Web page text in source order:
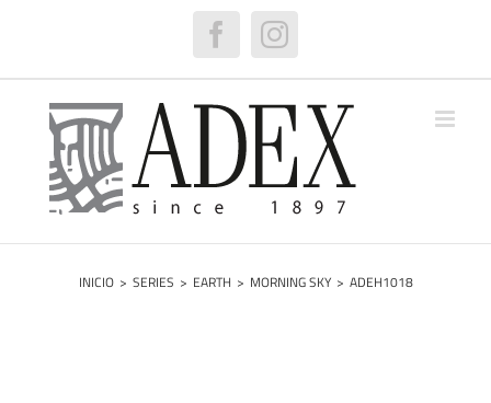
FacebookInstagram
INICIO > SERIES > EARTH > MORNING SKY > ADEH1018